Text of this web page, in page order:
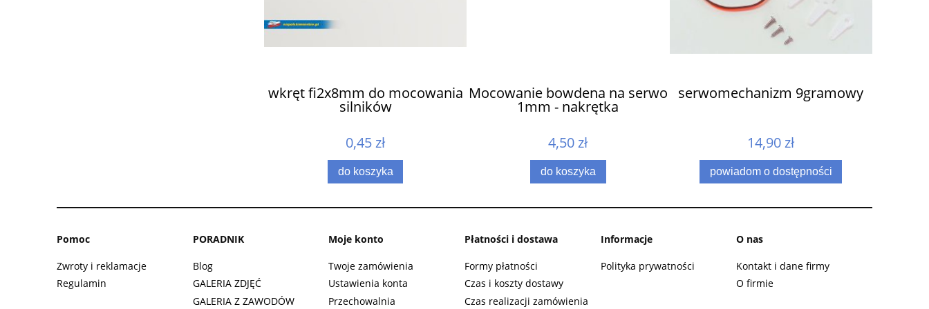
wkręt fi2x8mm do mocowania
silników
0,45 zł
do koszyka
Mocowanie bowdena na serwo
1mm - nakrętka
4,50 zł
do koszyka
serwomechanizm 9gramowy
14,90 zł
powiadom o dostępności
Pomoc
Zwroty i reklamacje
Regulamin
PORADNIK
Blog
GALERIA ZDJĘĆ
GALERIA Z ZAWODÓW
Moje konto
Twoje zamówienia
Ustawienia konta
Przechowalnia
Płatności i dostawa
Formy płatności
Czas i koszty dostawy
Czas realizacji zamówienia
Informacje
Polityka prywatności
O nas
Kontakt i dane firmy
O firmie